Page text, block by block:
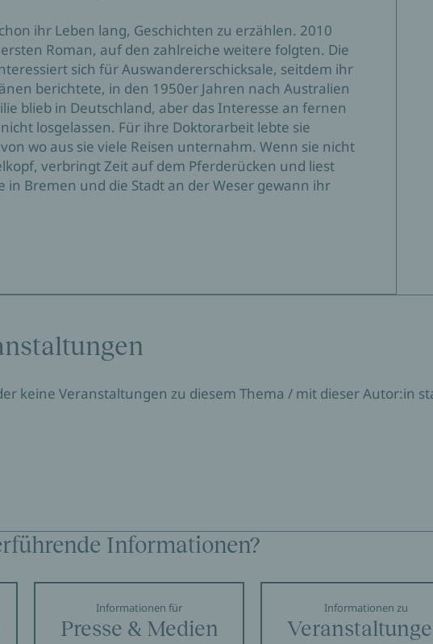
ihr Leben lang, Geschichten zu erzählen. 2010
Roman, auf den zahlreiche weitere folgten. Die
sich für Auswandererschicksale, seitdem ihr
berichtete, in den 1950er Jahren nach Australien
blieb in Deutschland, aber das Interesse an fernen
losgelassen. Für ihre Doktorarbeit lebte sie
wo aus sie viele Reisen unternahm. Wenn sie nicht
verbringt Zeit auf dem Pferderücken und liest
in Bremen und die Stadt an der Weser gewann ihr
keine Veranstaltungen zu diesem Thema / mit dieser Autor:in
Informationen?
Informationen für
Presse & Medien
Informationen zu